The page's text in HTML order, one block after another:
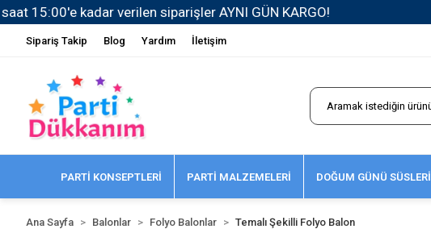
Sipariş Takip Blog Yardım İletişim
PARTİ KONSEPTLERİ PARTİ MALZEMELERİ DOĞUM GÜNÜ SÜSLERİ
Ana Sayfa Balonlar Folyo Balonlar Temalı Şekilli Folyo Balon